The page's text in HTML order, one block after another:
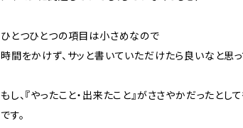
ひとつひとつの項目は小さめなので
時間をかけず、サッと書いていただけたら良いなと思っ
もし、『やったこと・出来たこと』がささやかだったとし
です。